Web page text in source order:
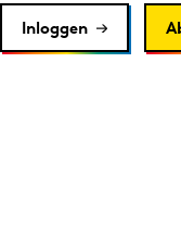
Inloggen